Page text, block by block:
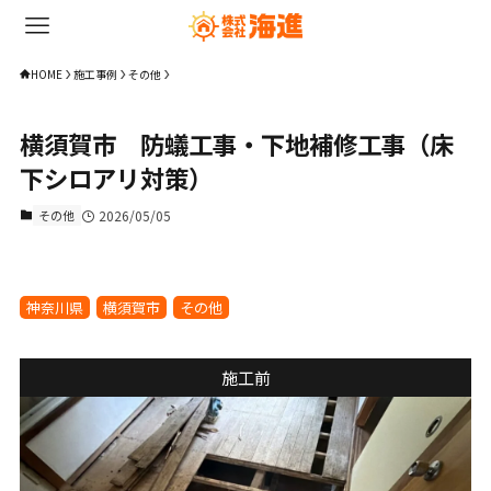
HOME 施工事例 その他
横須賀市 防蟻工事・下地補修工事（床
下シロアリ対策）
その他 2026/05/05
神奈川県 横須賀市 その他
施工前